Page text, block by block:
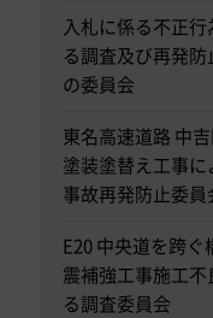
入札に係る不正行
る調査及び再発防
の委員会
東名高速道路 中
塗装塗替え工事に
事故再発防止委員
E20 中央道を跨ぐ
震補強工事施工不
る調査委員会